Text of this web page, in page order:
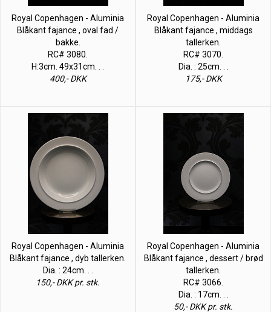
Royal Copenhagen - Aluminia
Blåkant fajance , oval fad /
bakke.
RC# 3080.
H:3cm. 49x31cm. . .
400,- DKK
Royal Copenhagen - Aluminia
Blåkant fajance , middags
tallerken.
RC# 3070.
Dia. : 25cm. . .
175,- DKK
Royal Copenhagen - Aluminia
Blåkant fajance , dyb tallerken.
Dia. : 24cm. . .
150,- DKK pr. stk.
Royal Copenhagen - Aluminia
Blåkant fajance , dessert / brød
tallerken.
RC# 3066.
Dia. : 17cm. . .
50,- DKK pr. stk.